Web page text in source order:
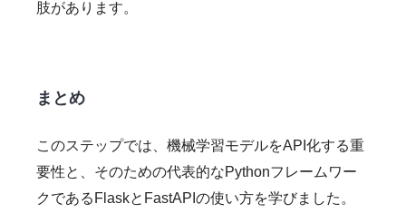
肢があります。
まとめ
このステップでは、機械学習モデルをAPI化する重
要性と、そのための代表的なPythonフレームワー
クであるFlaskとFastAPIの使い方を学びました。